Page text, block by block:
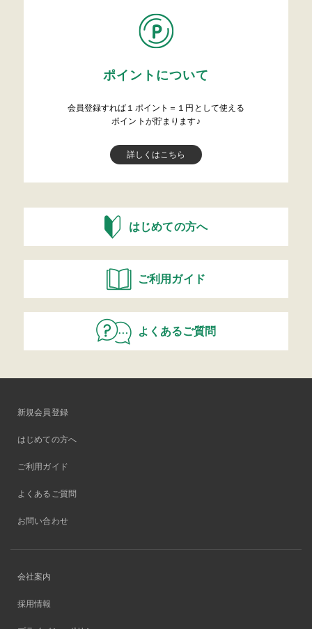
ポイントについて
会員登録すれば１ポイント＝１円として使える
ポイントが貯まります♪
詳しくはこちら
はじめての方へ
ご利用ガイド
よくあるご質問
新規会員登録
はじめての方へ
ご利用ガイド
よくあるご質問
お問い合わせ
会社案内
採用情報